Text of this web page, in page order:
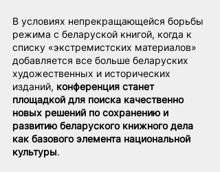
В условиях непрекращающейся борьбы
режима с беларуской книгой, когда к
списку «экстремистских материалов»
добавляется все больше беларуских
художественных и исторических
изданий, конференция станет
площадкой для поиска качественно
новых решений по сохранению и
развитию беларуского книжного дела
как базового элемента национальной
культуры.